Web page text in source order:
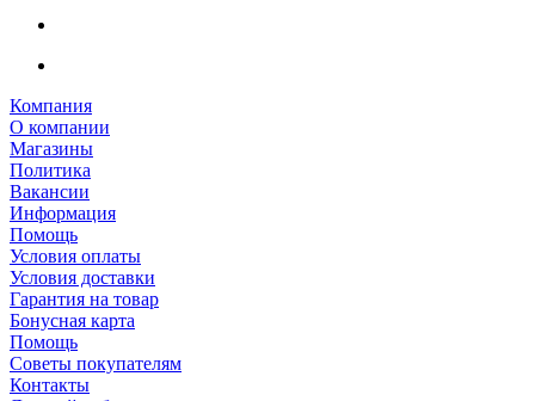
Компания
О компании
Магазины
Политика
Вакансии
Информация
Помощь
Условия оплаты
Условия доставки
Гарантия на товар
Бонусная карта
Помощь
Советы покупателям
Контакты